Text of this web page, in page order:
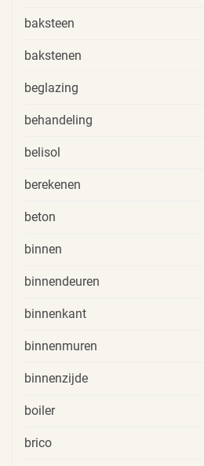
baksteen
bakstenen
beglazing
behandeling
belisol
berekenen
beton
binnen
binnendeuren
binnenkant
binnenmuren
binnenzijde
boiler
brico